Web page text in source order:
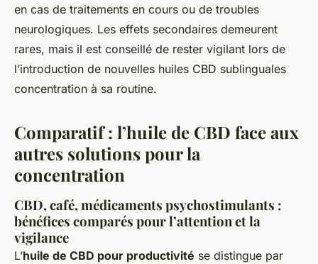
en cas de traitements en cours ou de troubles
neurologiques. Les effets secondaires demeurent
rares, mais il est conseillé de rester vigilant lors de
l’introduction de nouvelles huiles CBD sublinguales
concentration à sa routine.
Comparatif : l’huile de CBD face aux
autres solutions pour la
concentration
CBD, café, médicaments psychostimulants :
bénéfices comparés pour l’attention et la
vigilance
L’huile de CBD pour productivité se distingue par